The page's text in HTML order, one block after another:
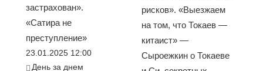
застрахован».
«Сатира не
преступление»
23.01.2025 12:00
День за днем
рисков». «Выезжаем
на том, что Токаев —
китаист» —
Сыроежкин о Токаеве